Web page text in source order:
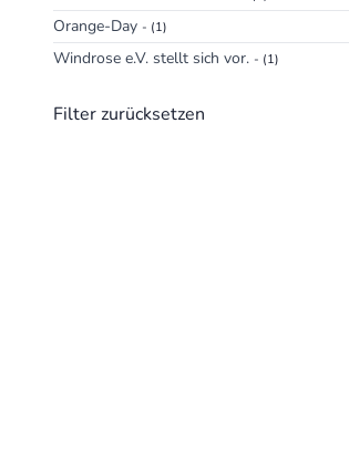
Orange-Day - (1)
Windrose e.V. stellt sich vor. - (1)
Filter zurücksetzen